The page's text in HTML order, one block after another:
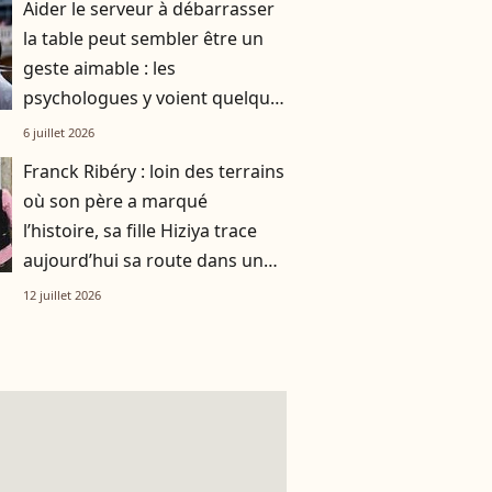
Aider le serveur à débarrasser
la table peut sembler être un
geste aimable : les
psychologues y voient quelque
chose de bien plus profond.
6 juillet 2026
Franck Ribéry : loin des terrains
où son père a marqué
l’histoire, sa fille Hiziya trace
aujourd’hui sa route dans un
tout autre univers
12 juillet 2026